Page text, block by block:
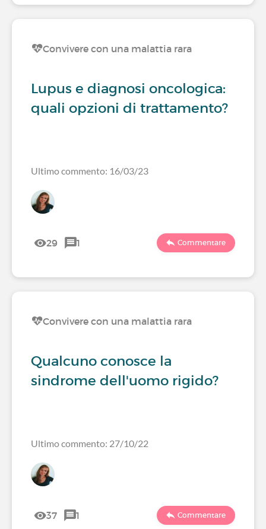
Convivere con una malattia rara
Lupus e diagnosi oncologica:
quali opzioni di trattamento?
Ultimo commento: 16/03/23
29 1 Commentare
Convivere con una malattia rara
Qualcuno conosce la
sindrome dell'uomo rigido?
Ultimo commento: 27/10/22
37 1 Commentare